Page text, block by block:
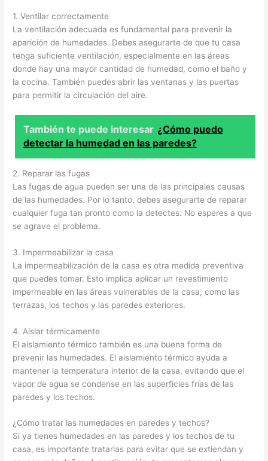
1. Ventilar correctamente
La ventilación adecuada es fundamental para prevenir la
aparición de humedades. Debes asegurarte de que tu casa
tenga suficiente ventilación, especialmente en las áreas
donde hay una mayor cantidad de humedad, como el baño y
la cocina. También puedes abrir las ventanas y las puertas
para permitir la circulación del aire.
También te puede interesar ¿Cómo puedo
detectar la humedad en las paredes?
2. Reparar las fugas
Las fugas de agua pueden ser una de las principales causas
de las humedades. Por lo tanto, debes asegurarte de reparar
cualquier fuga tan pronto como la detectes. No esperes a que
se agrave el problema.
3. Impermeabilizar la casa
La impermeabilización de la casa es otra medida preventiva
que puedes tomar. Esto implica aplicar un revestimiento
impermeable en las áreas vulnerables de la casa, como las
terrazas, los techos y las paredes exteriores.
4. Aislar térmicamente
El aislamiento térmico también es una buena forma de
prevenir las humedades. El aislamiento térmico ayuda a
mantener la temperatura interior de la casa, evitando que el
vapor de agua se condense en las superficies frías de las
paredes y los techos.
¿Cómo tratar las humedades en paredes y techos?
Si ya tienes humedades en las paredes y los techos de tu
casa, es importante tratarlas para evitar que se extiendan y